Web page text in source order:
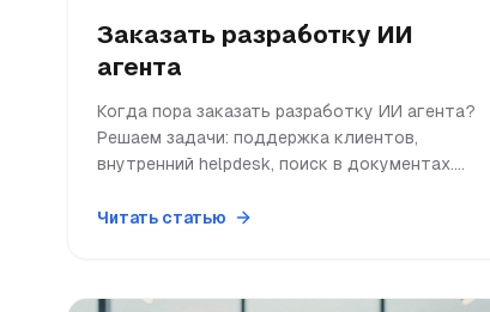
Заказать разработку ИИ
агента
Когда пора заказать разработку ИИ агента?
Решаем задачи: поддержка клиентов,
внутренний helpdesk, поиск в документах.
Читать статью